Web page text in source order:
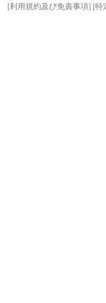
[利用規約及び免責事項] [特